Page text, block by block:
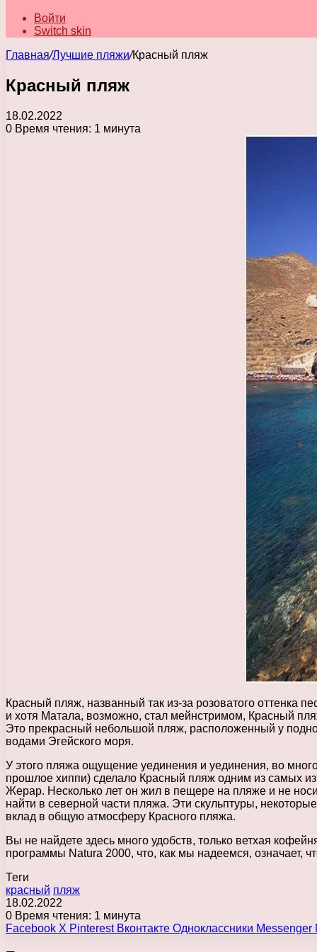
Войти
Switch skin
Главная/Лучшие пляжи/Красный пляж
Красный пляж
18.02.2022
0 Время чтения: 1 минута
Красный пляж, названный так из-за розоватого оттенка
и хотя Матала, возможно, стал мейнстримом, Красный
Это прекрасный небольшой пляж, расположенный у
водами Эгейского моря.
У этого пляжа ощущение уединения и уединения, во
прошлое хиппи) сделало Красный пляж одним из самых
Жерар. Несколько лет он жил в пещере на пляже и не
найти в северной части пляжа. Эти скульптуры,
вклад в общую атмосферу Красного пляжа.
Вы не найдете здесь много удобств, только ветхая
программы Natura 2000, что, как мы надеемся, означает,
Теги
красный пляж
18.02.2022
0 Время чтения: 1 минута
Facebook X Pinterest Вконтакте Одноклассники Messenger